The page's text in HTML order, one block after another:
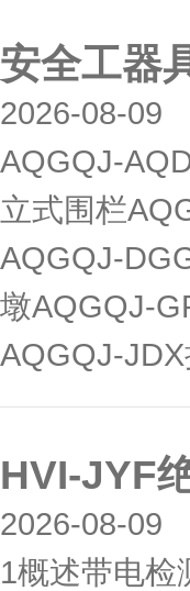
安全工器
2026-08-09
AQGQJ-
立式围栏
AQGQJ-
墩AQGQJ-
AQGQJ-
HVI-JYF
2026-08-09
1概述带电检